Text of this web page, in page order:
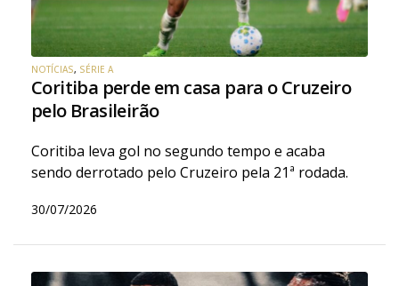
NOTÍCIAS, SÉRIE A
Coritiba perde em casa para o Cruzeiro
pelo Brasileirão
Coritiba leva gol no segundo tempo e acaba
sendo derrotado pelo Cruzeiro pela 21ª rodada.
30/07/2026